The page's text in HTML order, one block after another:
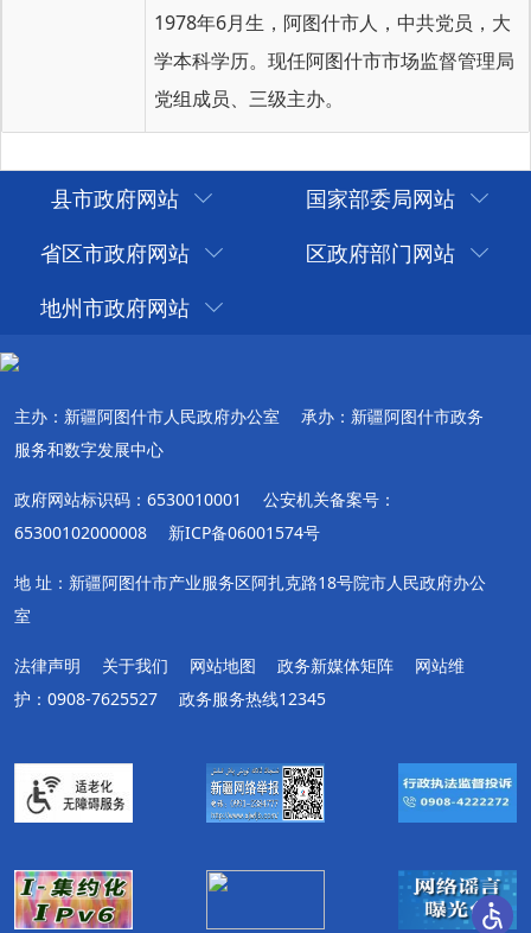
1978年6月生， 阿图什市人，中共党员 ，大
学本科学历。现任阿图什市市场监督管理局
党组成员、 三级主办。
县市政府网站
国家部委局网站
省区市政府网站
区政府部门网站
地州市政府网站
主办：新疆阿图什市人民政府办公室
承办：新疆阿图什市政务
服务和数字发展中心
政府网站标识码：6530010001
公安机关备案号：
65300102000008
新ICP备06001574号
地 址：新疆阿图什市产业服务区阿扎克路18号院市人民政府办公
室
法律声明 关于我们 网站地图 政务新媒体矩阵
网站维
护：0908-7625527
政务服务热线12345